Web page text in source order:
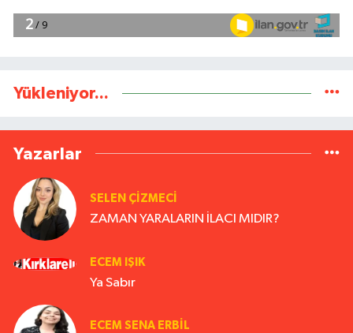
Yükleniyor...
Yazarlar
SELEN ÇİZMECİ
ZAMAN YARALARIN İLACI MIDIR?
ECEM IŞIK
Ya Sabır
ECEM SENA ERBIL